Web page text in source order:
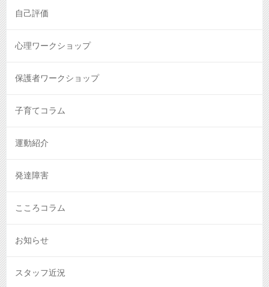
自己評価
心理ワークショップ
保護者ワークショップ
子育てコラム
運動紹介
発達障害
こころコラム
お知らせ
スタッフ近況